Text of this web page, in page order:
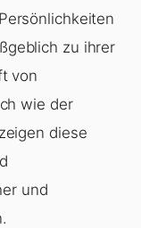
zu ihrer
von
wie der
diese
und